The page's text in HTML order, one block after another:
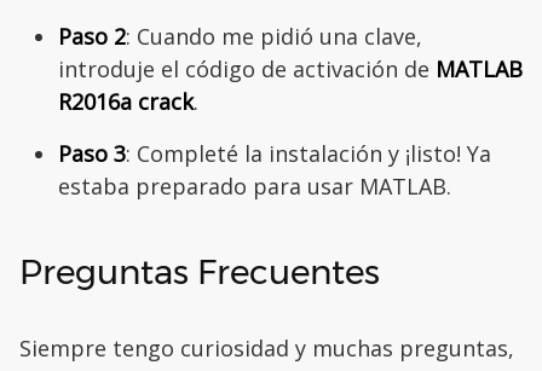
Paso 2: Cuando me pidió una clave,
introduje el código de activación de MATLAB
R2016a crack.
Paso 3: Completé la instalación y ¡listo! Ya
estaba preparado para usar MATLAB.
Preguntas Frecuentes
Siempre tengo curiosidad y muchas preguntas,